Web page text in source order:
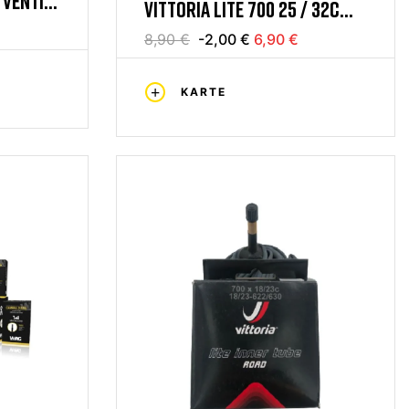
VITTORIA LITE 700 25 / 32C
ROHR 40MM DV DUCH VENTIL
8,90 € -2,00 € 6,90 €
KARTE